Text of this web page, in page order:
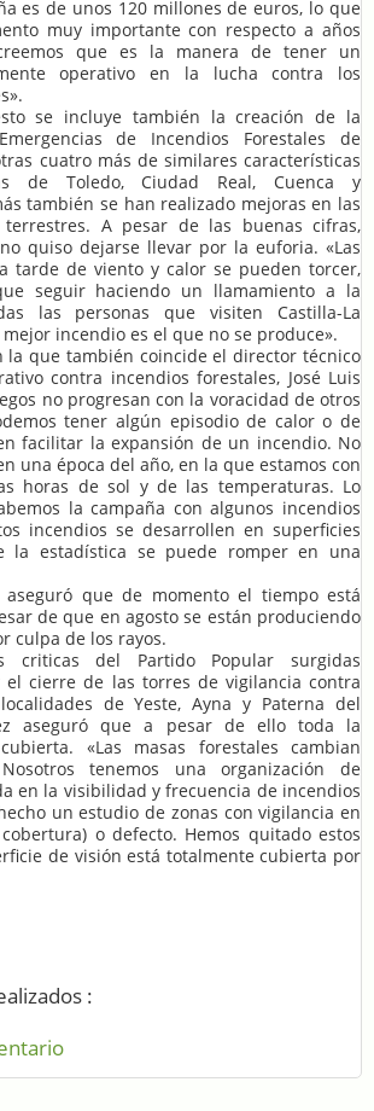
es de unos 120 millones de euros, lo que
muy importante con respecto a años
que es la manera de tener un
operativo en la lucha contra los
se incluye también la creación de la
de Incendios Forestales de
cuatro más de similares características
de Toledo, Ciudad Real, Cuenca y
también se han realizado mejoras en las
A pesar de las buenas cifras,
quiso dejarse llevar por la euforia. «Las
tarde de viento y calor se pueden torcer,
seguir haciendo un llamamiento a la
las personas que visiten Castilla-La
incendio es el que no se produce».
la que también coincide el director técnico
contra incendios forestales, José Luis
no progresan con la voracidad de otros
tener algún episodio de calor o de
facilitar la expansión de un incendio. No
una época del año, en la que estamos con
horas de sol y de las temperaturas. Lo
la campaña con algunos incendios
incendios se desarrollen en superficies
la estadística se puede romper en una
aseguró que de momento el tiempo está
de que en agosto se están produciendo
culpa de los rayos.
del Partido Popular surgidas
el cierre de las torres de vigilancia contra
de Yeste, Ayna y Paterna del
aseguró que a pesar de ello toda la
«Las masas forestales cambian
Nosotros tenemos una organización de
en la visibilidad y frecuencia de incendios
un estudio de zonas con vigilancia en
o defecto. Hemos quitado estos
de visión está totalmente cubierta por
: